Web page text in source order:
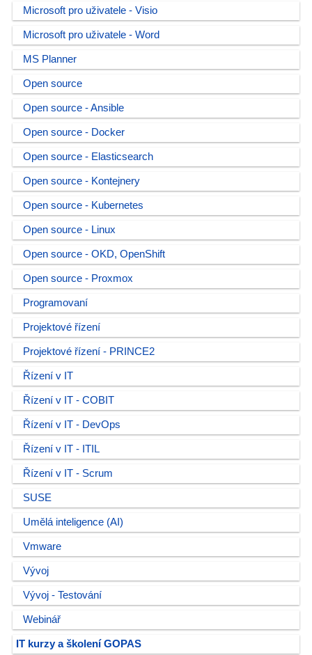
Microsoft pro uživatele - Visio
Microsoft pro uživatele - Word
MS Planner
Open source
Open source - Ansible
Open source - Docker
Open source - Elasticsearch
Open source - Kontejnery
Open source - Kubernetes
Open source - Linux
Open source - OKD, OpenShift
Open source - Proxmox
Programovaní
Projektové řízení
Projektové řízení - PRINCE2
Řízení v IT
Řízení v IT - COBIT
Řízení v IT - DevOps
Řízení v IT - ITIL
Řízení v IT - Scrum
SUSE
Umělá inteligence (AI)
Vmware
Vývoj
Vývoj - Testování
Webinář
IT kurzy a školení GOPAS